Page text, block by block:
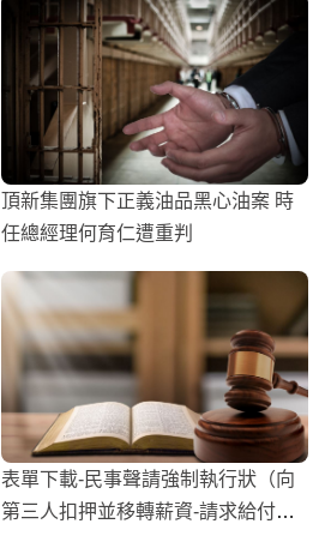
頂新集團旗下正義油品黑心油案 時
任總經理何育仁遭重判
表單下載-民事聲請強制執行狀（向
第三人扣押並移轉薪資-請求給付扶